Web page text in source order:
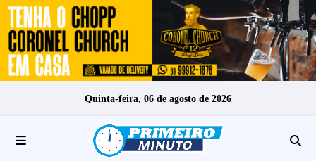
Quinta-feira, 06 de agosto de 2026